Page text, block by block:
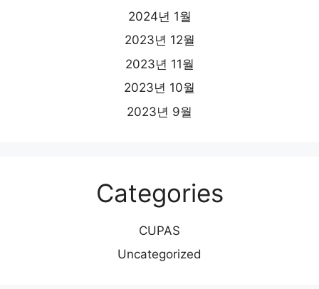
2024년 1월
2023년 12월
2023년 11월
2023년 10월
2023년 9월
Categories
CUPAS
Uncategorized